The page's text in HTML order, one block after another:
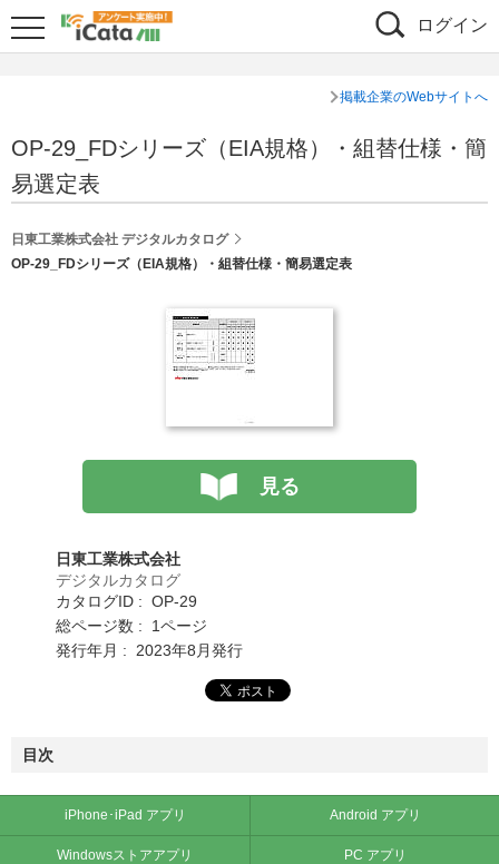
ログイン
掲載企業のWebサイトへ
OP-29_FDシリーズ（EIA規格）・組替仕様・簡
易選定表
日東工業株式会社 デジタルカタログ
OP-29_FDシリーズ（EIA規格）・組替仕様・簡易選定表
見る
日東工業株式会社
デジタルカタログ
カタログID : OP-29
総ページ数 : 1ページ
発行年月 : 2023年8月発行
目次
iPhone･iPad アプリ Android アプリ
Windowsストアアプリ PC アプリ